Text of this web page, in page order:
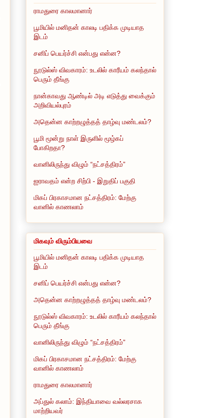
ராமதுரை காலமானார்
பூமியில் மனிதன் காலடி பதிக்க முடியாத
இடம்
சனிப் பெயர்ச்சி என்பது என்ன?
நூடுல்ஸ் விவகாரம்: உடலில் காரீயம் கலந்தால்
பெரும் தீங்கு
நான்காவது ஆண்டில் அடி எடுத்து வைக்கும்
அறிவியல்புரம்
அதென்ன காற்றழுத்தத் தாழ்வு மண்டலம்?
பூமி மூன்று நாள் இருளில் மூழ்கப்
போகிறதா?
வானிலிருந்து விழும் “நட்சத்திரம்”
ஐராவதம் என்ற சிற்பி - இறுதிப் பகுதி
மிகப் பிரகாசமான நட்சத்திரம்: மேற்கு
வானில் காணலாம்
மிகவும் விரும்பியவை
பூமியில் மனிதன் காலடி பதிக்க முடியாத
இடம்
சனிப் பெயர்ச்சி என்பது என்ன?
அதென்ன காற்றழுத்தத் தாழ்வு மண்டலம்?
நூடுல்ஸ் விவகாரம்: உடலில் காரீயம் கலந்தால்
பெரும் தீங்கு
வானிலிருந்து விழும் “நட்சத்திரம்”
மிகப் பிரகாசமான நட்சத்திரம்: மேற்கு
வானில் காணலாம்
ராமதுரை காலமானார்
அப்துல் கலாம்: இந்தியாவை வல்லரசாக
மாற்றியவர்